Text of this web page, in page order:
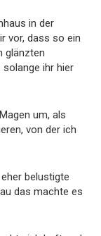
in der
vor, dass so ein
glänzten
ihr hier
um, als
von der ich
belustigte
das machte es